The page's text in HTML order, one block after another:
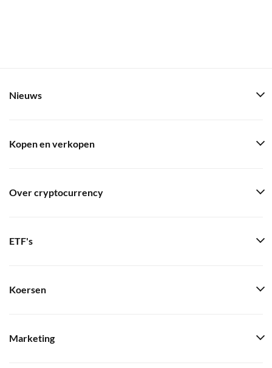
Nieuws
Kopen en verkopen
Over cryptocurrency
ETF's
Koersen
Marketing